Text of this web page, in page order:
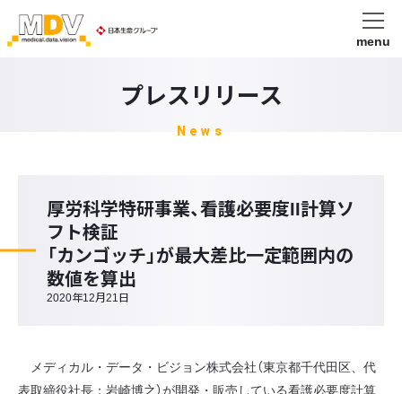
menu
プレスリリース
News
厚労科学特研事業、看護必要度II計算ソ
フト検証
「カンゴッチ」が最大差比一定範囲内の
数値を算出
2020年12月21日
メディカル・データ・ビジョン株式会社（東京都千代田区、代
表取締役社長：岩崎博之）が開発・販売している看護必要度計算